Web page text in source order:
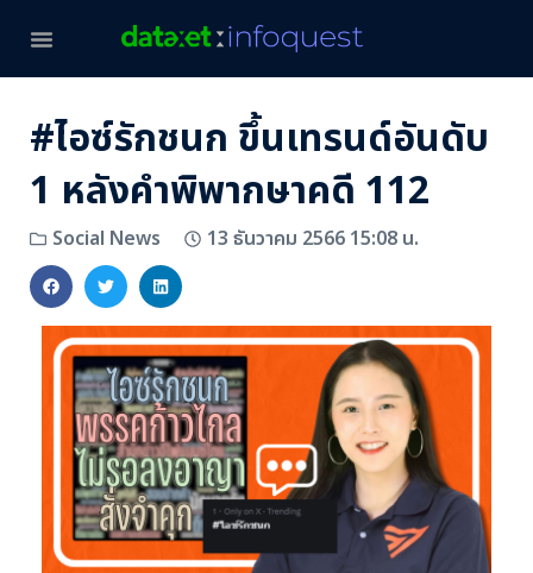
#ไอซ์รักชนก ขึ้นเทรนด์อันดับ
1 หลังคำพิพากษาคดี 112
Social News 13 ธันวาคม 2566 15:08 น.